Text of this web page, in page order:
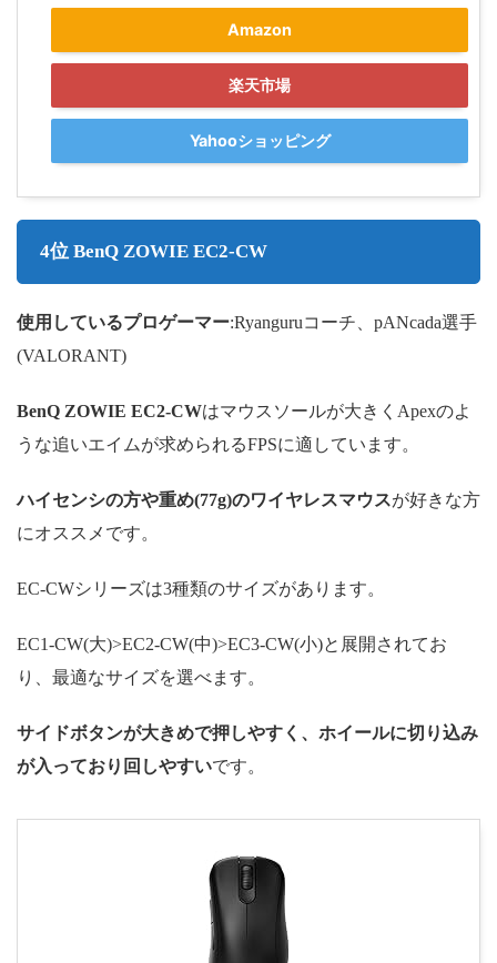
Amazon
楽天市場
Yahooショッピング
4位 BenQ ZOWIE EC2-CW
使用しているプロゲーマー:Ryanguruコーチ、pANcada選手
(VALORANT)
BenQ ZOWIE EC2-CWはマウスソールが大きくApexのよ
うな追いエイムが求められるFPSに適しています。
ハイセンシの方や重め(77g)のワイヤレスマウスが好きな方
にオススメです。
EC-CWシリーズは3種類のサイズがあります。
EC1-CW(大)>EC2-CW(中)>EC3-CW(小)と展開されてお
り、最適なサイズを選べます。
サイドボタンが大きめで押しやすく、ホイールに切り込み
が入っており回しやすいです。